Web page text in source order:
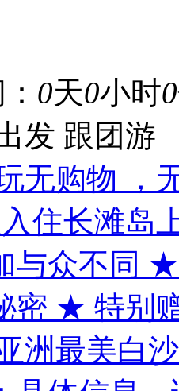
0天0小时0
发 跟团游
无购物 ，
住长滩岛
与众不同
密 ★ 特别
洲最美白